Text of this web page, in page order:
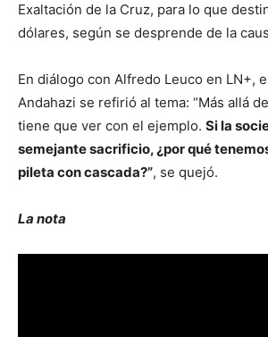
Exaltación de la Cruz, para lo que
dólares, según se desprende de la
En diálogo con Alfredo Leuco en LN+,
Andahazi se refirió al tema: “Más allá
tiene que ver con el ejemplo. Si la
semejante sacrificio, ¿por qué
pileta con cascada?”, se quejó.
La nota